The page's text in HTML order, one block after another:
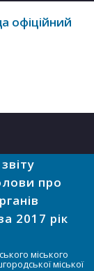
офіційний
про
2017 рік
міського
міської